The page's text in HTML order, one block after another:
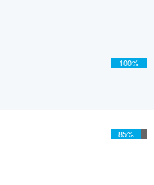
100%
85%